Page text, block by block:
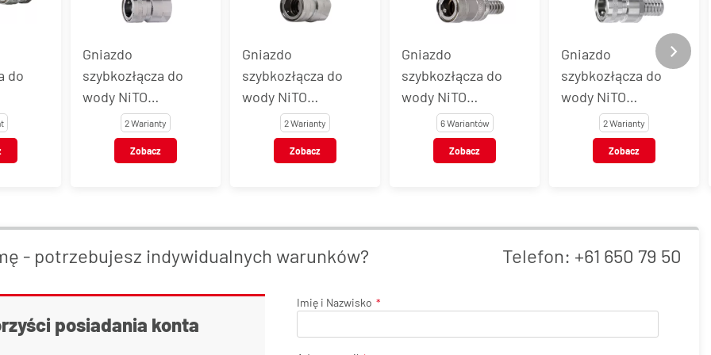
do
z
BSP i
Gniazdo
szybkozłącza do
wody NiTO
ORIGINAL 3/4" z
gwintem
wewnętrznym BSP,
2 Warianty
Zobacz
Gniazdo
szybkozłącza do
wody NiTO
ORIGINAL 1" z
gwintem
wewnętrznym BSP,
2 Warianty
Zobacz
Gniazdo
szybkozłącza do
wody NiTO
ORIGINAL 1/2" z
końcówką do węża,
mosiądz
6 Wariantów
Zobacz
Gniazdo
szybkozłącza do
wody NiTO
ORIGINAL 3/4" z
końcówką do węża,
mosiądz
2 Warianty
Zobacz
- potrzebujesz indywidualnych warunków? Telefon: +61 650 79 50
posiadania konta
Imię i Nazwisko